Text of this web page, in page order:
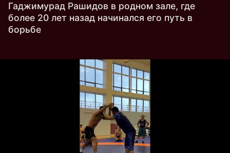
Гаджимурад Рашидов в родном зале, где
более 20 лет назад начинался его путь в
борьбе